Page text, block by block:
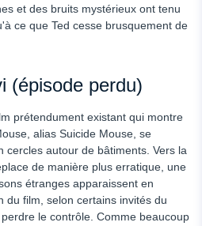
et des bruits mystérieux ont tenu
ce que Ted cesse brusquement de
(épisode perdu)
prétendument existant qui montre
alias Suicide Mouse, se
cercles autour de bâtiments. Vers la
de manière plus erratique, une
étranges apparaissent en
du film, selon certains invités du
le contrôle. Comme beaucoup